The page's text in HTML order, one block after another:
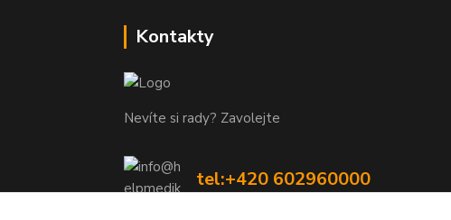
Kontakty
Nevíte si rady? Zavolejte
tel:+420 602960000